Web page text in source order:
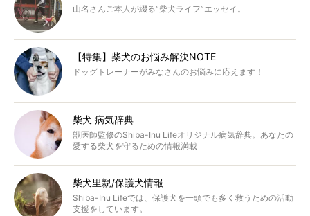
山名さんご本人が綴る“柴犬ライフ”エッセイ。
【特集】柴犬のお悩み解決NOTE
ドッグトレーナーがみなさんのお悩みに応えます！
柴犬 病気辞典
獣医師監修のShiba-Inu Lifeオリジナル病気辞典。あなたの
愛する柴犬を守るための情報満載
柴犬里親/保護犬情報
Shiba-Inu Lifeでは、保護犬を一頭でも多く救うための活動
支援をしています。